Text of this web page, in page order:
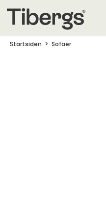
Startsiden Sofaer